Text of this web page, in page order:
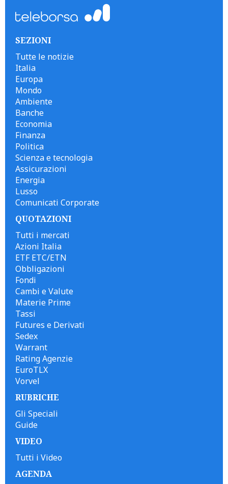
SEZIONI
Tutte le notizie
Italia
Europa
Mondo
Ambiente
Banche
Economia
Finanza
Politica
Scienza e tecnologia
Assicurazioni
Energia
Lusso
Comunicati Corporate
QUOTAZIONI
Tutti i mercati
Azioni Italia
ETF ETC/ETN
Obbligazioni
Fondi
Cambi e Valute
Materie Prime
Tassi
Futures e Derivati
Sedex
Warrant
Rating Agenzie
EuroTLX
Vorvel
RUBRICHE
Gli Speciali
Guide
VIDEO
Tutti i Video
AGENDA